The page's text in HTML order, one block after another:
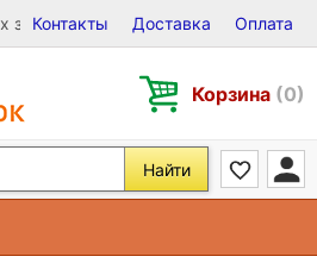
на Виниле, CD и DVD
Контакты Доставка Оплата
Корзина (0)
Найти